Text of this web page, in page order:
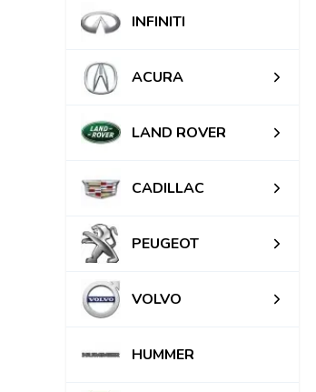
INFINITI
ACURA
LAND ROVER
CADILLAC
PEUGEOT
VOLVO
HUMMER